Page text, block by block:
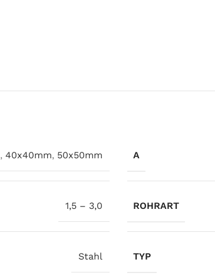
, 40x40mm, 50x50mm A
1,5 – 3,0 ROHRART
Stahl TYP